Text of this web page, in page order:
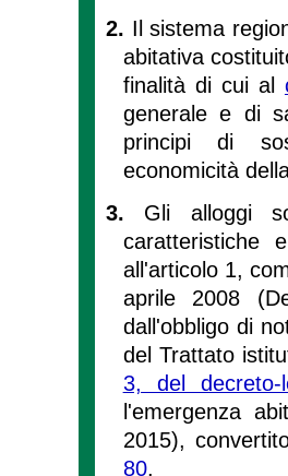
2. Il sistema
abitativa
finalità di cui al
generale e di
principi di
economicità
3. Gli alloggi
caratteristiche
all'articolo 1,
aprile 2008
dall'obbligo di
del Trattato
3, del
l'emergenza
2015),
80.